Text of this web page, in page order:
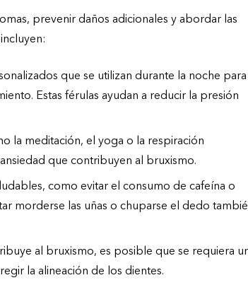
prevenir daños adicionales y abordar las
que se utilizan durante la noche para
Estas férulas ayudan a reducir la presión
la meditación, el yoga o la respiración
que contribuyen al bruxismo.
como evitar el consumo de cafeína o
morderse las uñas o chuparse el dedo
al bruxismo, es posible que se requiera
la alineación de los dientes.